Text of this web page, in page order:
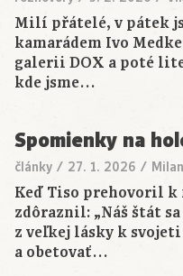
Milí přátelé, v pátek
kamarádem Ivo
galerii DOX a poté
kde jsme…
Spomienky na
články / 27. 1. 2026 /
Keď Tiso prehovoril k
zdôraznil: „Náš štát
z veľkej lásky k
a obetovať…